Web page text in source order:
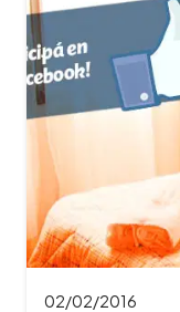
02/02/2016